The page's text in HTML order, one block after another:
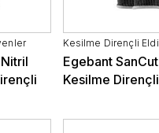
Kesilme Dirençli
Egebant
Kesilme